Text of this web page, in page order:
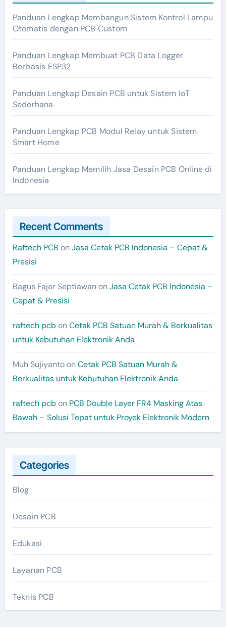
Panduan Lengkap Membangun Sistem Kontrol Lampu
Otomatis dengan PCB Custom
Panduan Lengkap Membuat PCB Data Logger
Berbasis ESP32
Panduan Lengkap Desain PCB untuk Sistem IoT
Sederhana
Panduan Lengkap PCB Modul Relay untuk Sistem
Smart Home
Panduan Lengkap Memilih Jasa Desain PCB Online di
Indonesia
Recent Comments
Raftech PCB onJasa Cetak PCB Indonesia – Cepat &
Presisi
Bagus Fajar SeptiawanonJasa Cetak PCB Indonesia –
Cepat & Presisi
raftech pcbonCetak PCB Satuan Murah & Berkualitas
untuk Kebutuhan Elektronik Anda
Muh SujiyantoonCetak PCB Satuan Murah &
Berkualitas untuk Kebutuhan Elektronik Anda
raftech pcbon PCB Double Layer FR4 Masking Atas
Bawah – Solusi Tepat untuk Proyek Elektronik Modern
Categories
Blog
Desain PCB
Edukasi
Layanan PCB
Teknis PCB